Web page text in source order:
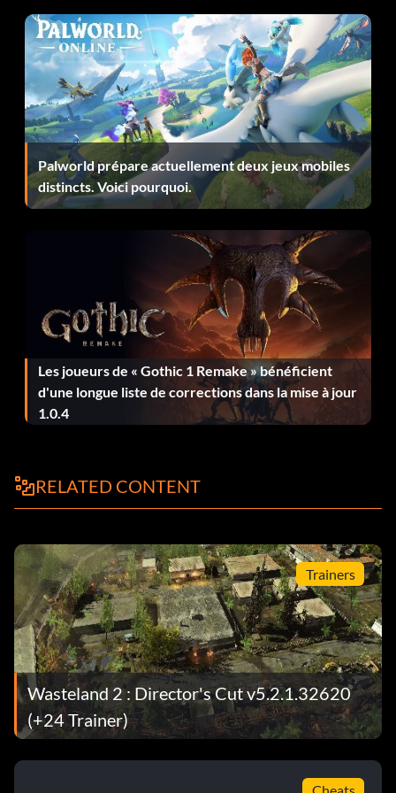
fichier de jeu sauvegardé à l'aide d'un éditeur de texte. Il
est donc conseillé de créer une copie de sauvegarde du
fichier avant de procéder. Allez dans le répertoire "Save
Games" du dossier du jeu et recherchez dans votre fichier
de jeu sauvegardé les lignes commençant par "Ammo_" et
les noms des autres objets pour modifier leurs quantités.
Pour pouvoir modifier la quantité d'un objet, vous devez
l'avoir déjà collecté.
Débloquer la compétence Folklore du sud-ouest :
Entrez le code "61290" (sans les guillemets) dans la zone
de texte lorsque vous parlez à Solveig Sefors pour
acquérir cette compétence.
Tortue au trésor :
Vous pouvez trouver une tortue qui fournit un trésor au
irradiées. Une fois dans le camp, fouillez la partie nord de
la zone des Nomades du rail, qui est la première zone que
la section centrale de la carte avec les intérieurs de
wagons. Passez le petit camp de sans-abri par le chemin
du milieu pour atteindre la zone où se trouve la tortue. Un
personnage possédant la compétence "Chuchotement
d'animaux" est nécessaire pour "activer" la tortue. Si
nécessaire, vous pouvez recruter Ralphy en le sauvant de
la noyade
après avoir pénétré dans la zone. Vous pourrez la
retrouver dans l'un des wagons de la partie centrale de la
Palworld prépare actuellement deux jeux mobiles
distincts. Voici pourquoi.
Les joueurs de « Gothic 1 Remake » bénéficient
d'une longue liste de corrections dans la mise à jour
1.0.4
RELATED CONTENT
Trainers
Wasteland 2 : Director's Cut v5.2.1.32620
(+24 Trainer)